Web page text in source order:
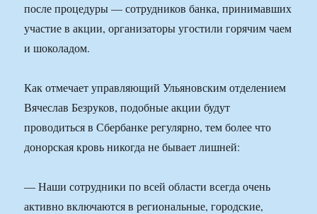
после процедуры — сотрудников банка, принимавших
участие в акции, организаторы угостили горячим чаем
и шоколадом.
Как отмечает управляющий Ульяновским отделением
Вячеслав Безруков, подобные акции будут
проводиться в Сбербанке регулярно, тем более что
донорская кровь никогда не бывает лишней:
— Наши сотрудники по всей области всегда очень
активно включаются в региональные, городские,